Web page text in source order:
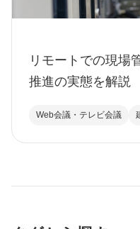
リモートでの現場
推進の実態を解説
Web会議・テレビ会議